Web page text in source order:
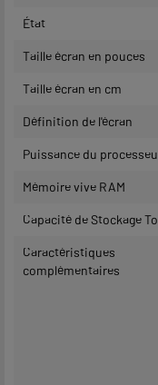
État
Taille écran en pouces
Taille écran en cm
Définition de l'écran
Puissance du
Mémoire vive RAM
Capacité de Stockage
Caractéristiques
complémentaires